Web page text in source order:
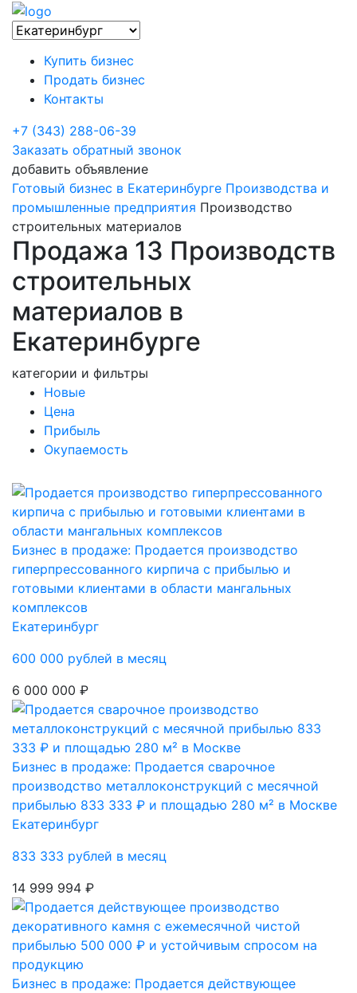
Купить бизнес
Продать бизнес
Контакты
+7 (343) 288-06-39
Заказать обратный звонок
добавить объявление
Готовый бизнес в Екатеринбурге Производства и
промышленные предприятия Производство
строительных материалов
Продажа 13 Производств
строительных
материалов в
Екатеринбурге
категории и фильтры
Новые
Цена
Прибыль
Окупаемость
Бизнес в продаже: Продается производство
гиперпрессованного кирпича с прибылью и
готовыми клиентами в области мангальных
комплексов
Екатеринбург
600 000 рублей в месяц
6 000 000 ₽
Бизнес в продаже: Продается сварочное
производство металлоконструкций с месячной
прибылью 833 333 ₽ и площадью 280 м² в Москве
Екатеринбург
833 333 рублей в месяц
14 999 994 ₽
Бизнес в продаже: Продается действующее